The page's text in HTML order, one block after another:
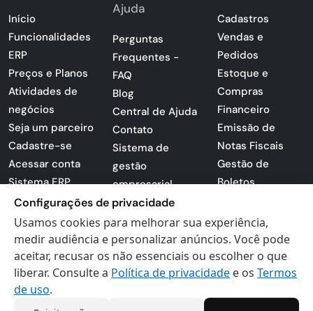
Início
Funcionalidades
ERP
Preços e Planos
Atividades de
negócios
Seja um parceiro
Cadastre-se
Acessar conta
Sistema ERP
Apresentação
PDF
Loja -
Certificados
Digitais
Ajuda
Perguntas
Frequentes -
FAQ
Blog
Central de Ajuda
Contato
Sistema de
gestão
empresarial
Sistema para
lojas
Preferências de
cookies
Politica de
Cadastros
Vendas e
Pedidos
Estoque e
Compras
Financeiro
Emissão de
Notas Fiscais
Gestão de
Boletos
Configurações de privacidade
Usamos cookies para melhorar sua experiência,
medir audiência e personalizar anúncios. Você pode
aceitar, recusar os não essenciais ou escolher o que
liberar. Consulte a Política de privacidade e os Termos
de uso.